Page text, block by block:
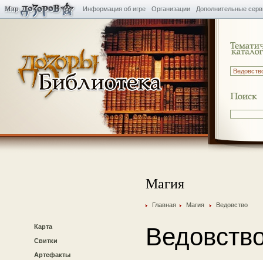
Информация об игре Организации Дополнительные
Карта
Свитки
Артефакты
Магия
Главная Магия Ведовство